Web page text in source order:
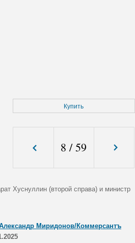
Купить
8 /59
Хуснуллин (второй справа) и министр
Миридонов/Коммерсантъ